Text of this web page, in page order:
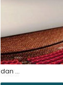
dan …